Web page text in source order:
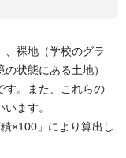
、裸地（学校のグラ
状態にある土地）
す。また、これらの
ます。
×100」により算出し